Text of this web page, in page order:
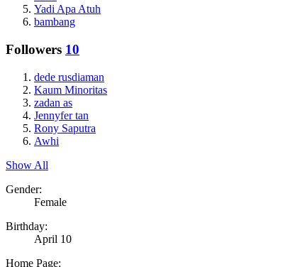
Yadi Apa Atuh
bambang
Followers 10
dede rusdiaman
Kaum Minoritas
zadan as
Jennyfer tan
Rony Saputra
Awhi
Show All
Gender:
Female
Birthday:
April 10
Home Page: